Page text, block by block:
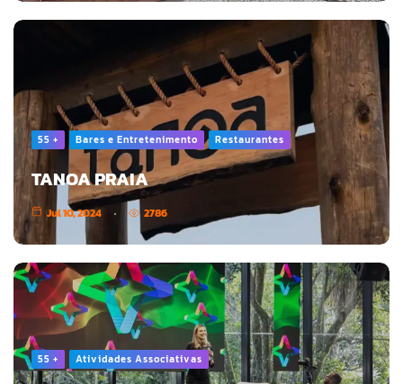
55 + Bares e Entretenimento Restaurantes
TANOA PRAIA
Jul 10, 2024 2786
55 + Atividades Associativas